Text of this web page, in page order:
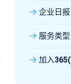
企业日报
服务类型
加入